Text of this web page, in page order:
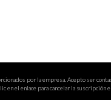
por la empresa. Acepto ser
en el enlace para cancelar la